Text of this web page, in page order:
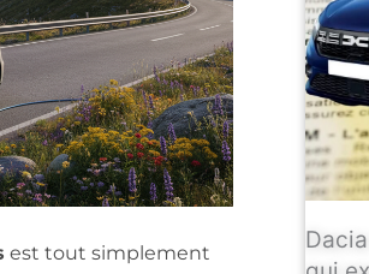
est tout simplement